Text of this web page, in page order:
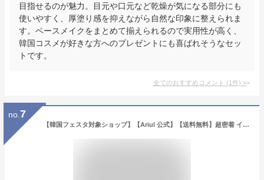
目指せるのが魅力。目元や口元など乾燥が気になる部分にも
使いやすく、厚塗り感を抑えながら自然な印象に整えられま
す。ベースメイクをまとめて揃えられるので実用性が高く、
韓国コスメが好きな方へのプレゼントにも喜ばれそうなセッ
トです。
全てのおすすめコメント (1件) >
no. 7
【韓国フェスタ対象ショップ】【Ariul 公式】【送料無料】超密着 インクフェザーパーフェクトフィットコンシーラー SPF30/PA++ コンシーラー ベースメイク 韓国コスメ ヒアルロン酸 コラーゲン アリウル